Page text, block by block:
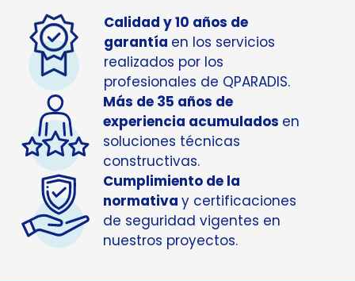
Calidad y 10 años de
garantía en los servicios
realizados por los
profesionales de QPARADIS.
Más de 35 años de
experiencia acumulados en
soluciones técnicas
constructivas.
Cumplimiento de la
normativa y certificaciones
de seguridad vigentes en
nuestros proyectos.